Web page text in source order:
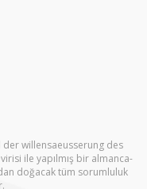
willensaeusserung des
ile yapılmış bir almanca-
doğacak tüm sorumluluk